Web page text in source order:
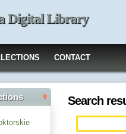
Digital Library
CONTACT
Search